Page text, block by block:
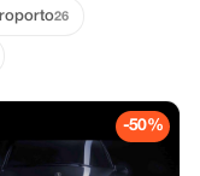
26
-50%